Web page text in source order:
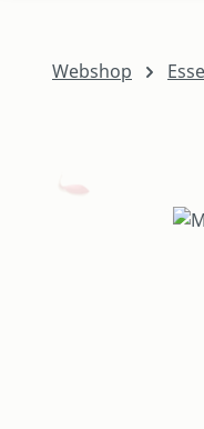
Webshop
Bildergalerie